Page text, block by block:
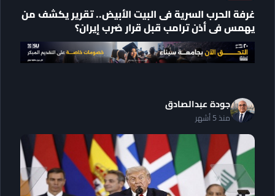
غرفة الحرب السرية فى البيت الأبيض.. تقرير يكشف من
يهمس فى أذن ترامب قبل قرار ضرب إيران؟
جودة عبدالصادق
منذ 5 أشهر